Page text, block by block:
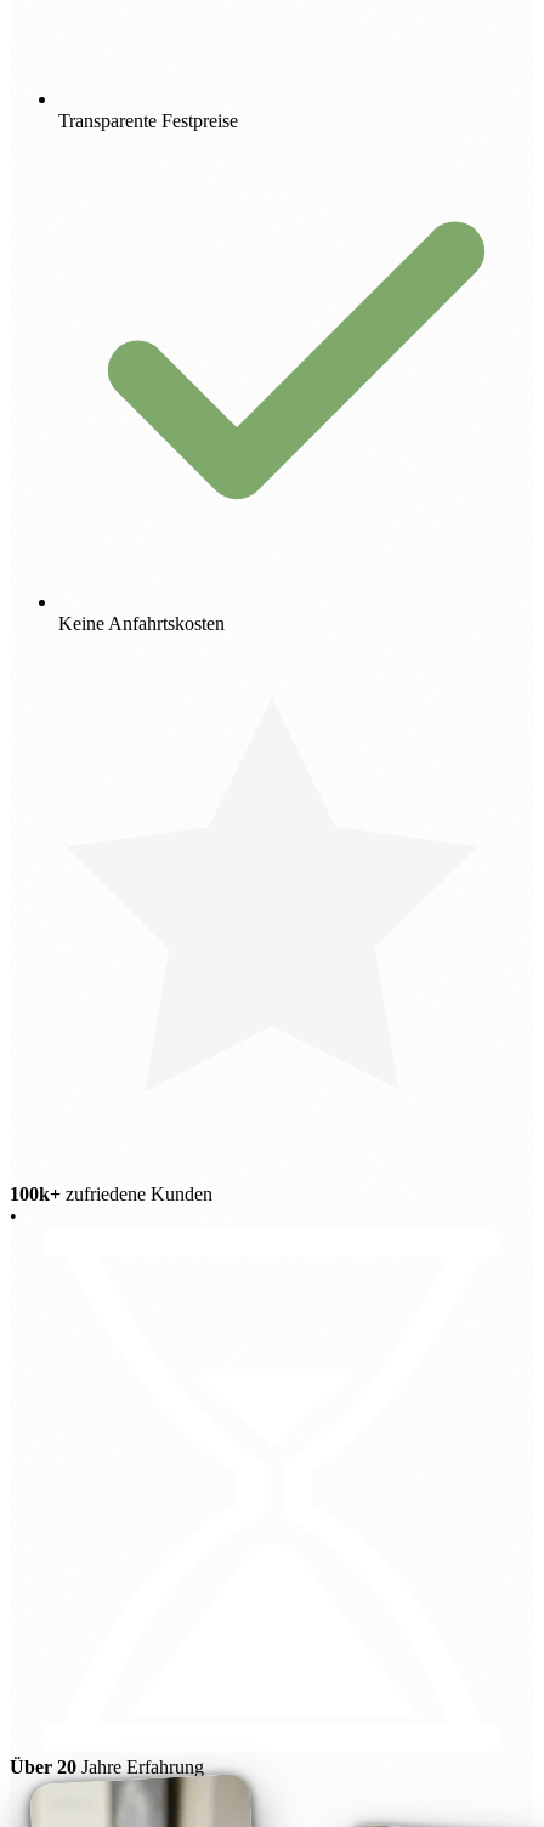
Transparente Festpreise
Keine Anfahrtskosten
100k+ zufriedene Kunden
•
Über 20 Jahre Erfahrung